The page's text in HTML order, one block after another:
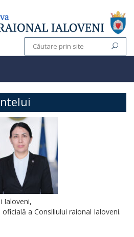
Ialoveni,
a Consiliului raional Ialoveni.